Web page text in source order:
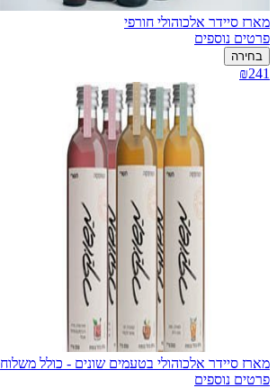
מארז סיידר אלכוהולי חורפי
פרטים נוספים
בחירה
₪241
מארז סיידר אלכוהולי בטעמים שונים - כולל משלוח
פרטים נוספים